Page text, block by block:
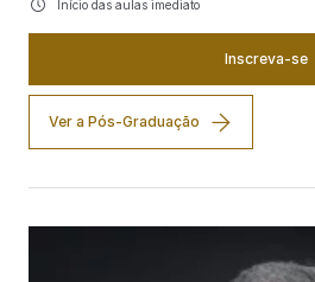
Início das aulas imediato
Inscreva-se
Ver a Pós-Graduação